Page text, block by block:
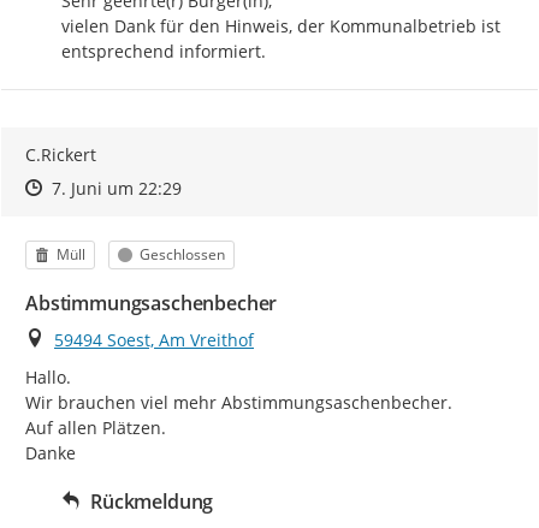
vielen Dank für den Hinweis, der Kommunalbetrieb ist
entsprechend informiert.
C.Rickert
Zeitpunkt des Erstellens
Zeitpunkt des Erstellens
7. Juni um 22:29Zur Äußerung
Kategorie
Müll Status
Geschlossen
Abstimmungsaschenbecher
Ort
59494 Soest, Am Vreithof
Hallo.
Wir brauchen viel mehr Abstimmungsaschenbecher.
Auf allen Plätzen.
Danke
Rückmeldung